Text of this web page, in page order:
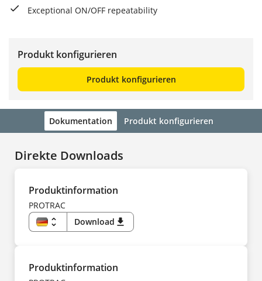
Exceptional ON/OFF repeatability
Produkt konfigurieren
Produkt konfigurieren
Dokumentation Produkt konfigurieren
Direkte Downloads
Produktinformation
PROTRAC
unfold_more
DE
DA
ES
Download download
Produktinformation